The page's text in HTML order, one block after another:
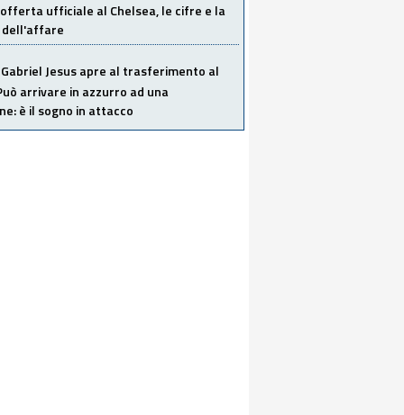
ufficiale al Chelsea, le cifre e la
Gabriel Jesus apre al trasferimento al
arrivare in azzurro ad una
è il sogno in attacco